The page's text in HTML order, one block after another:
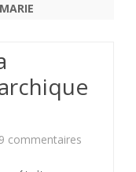
9 commentaires